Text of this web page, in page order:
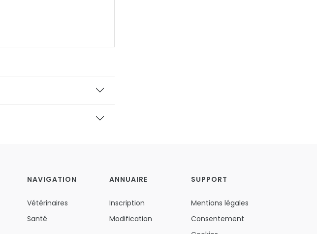
NAVIGATION
Vétérinaires
Santé
ANNUAIRE
Inscription
Modification
SUPPORT
Mentions légales
Consentement